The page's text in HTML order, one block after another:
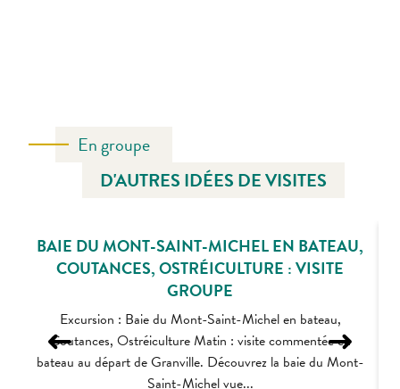
En groupe
D'AUTRES IDÉES DE VISITES
BAIE DU MONT-SAINT-MICHEL EN BATEAU,
COUTANCES, OSTRÉICULTURE : VISITE
GROUPE
Excursion : Baie du Mont-Saint-Michel en bateau,
Coutances, Ostréiculture Matin : visite commentée en
bateau au départ de Granville. Découvrez la baie du Mont-
Saint-Michel vue...